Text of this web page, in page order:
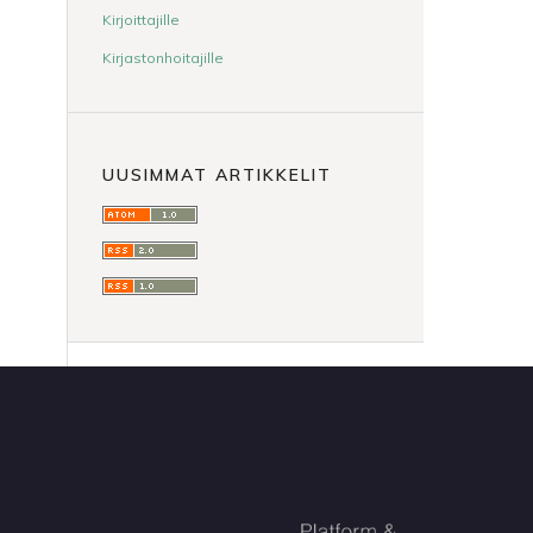
Kirjoittajille
Kirjastonhoitajille
UUSIMMAT ARTIKKELIT